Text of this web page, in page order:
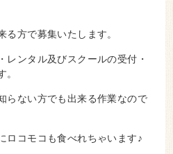
る方で募集いたします。
レンタル及びスクールの受付・
。
らない方でも出来る作業なので
ロコモコも食べれちゃいます♪